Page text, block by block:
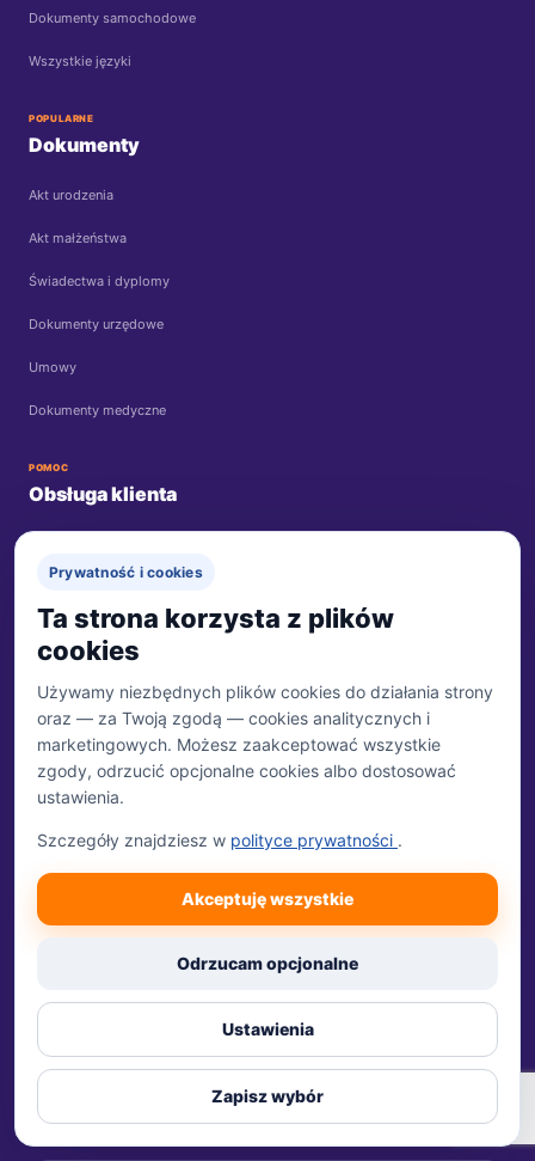
Dokumenty samochodowe
Wszystkie języki
POPULARNE
Dokumenty
Akt urodzenia
Akt małżeństwa
Świadectwa i dyplomy
Dokumenty urzędowe
Umowy
Dokumenty medyczne
POMOC
Obsługa klienta
Kontakt
WhatsApp
Moje konto
Nasze specjalistyczne serwisy
Dokumentacja medyczna, wyniki badań i tłumaczenia specjalistyczne.
Prywatność i cookies
Ta strona korzysta z plików
cookies
Używamy niezbędnych plików cookies do działania strony
oraz — za Twoją zgodą — cookies analitycznych i
marketingowych. Możesz zaakceptować wszystkie
zgody, odrzucić opcjonalne cookies albo dostosować
ustawienia.
Szczegóły znajdziesz w polityce prywatności .
Akceptuję wszystkie
Odrzucam opcjonalne
Ustawienia
Zapisz wybór